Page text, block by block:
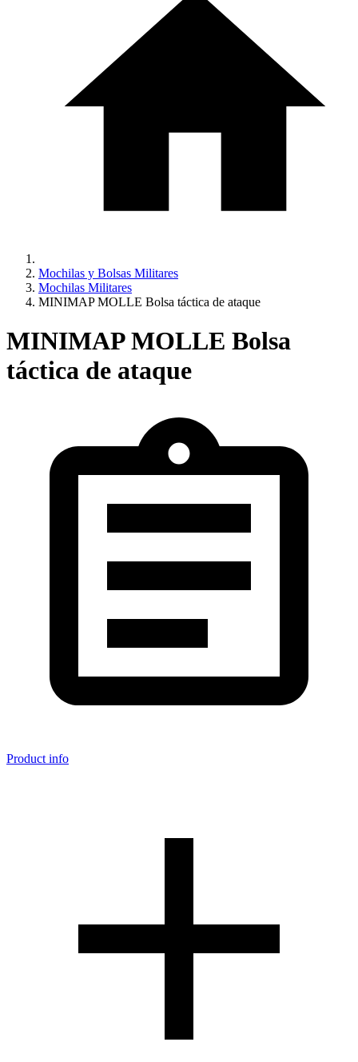
Mochilas y Bolsas Militares
Mochilas Militares
MINIMAP MOLLE Bolsa táctica de ataque
MINIMAP MOLLE Bolsa
táctica de ataque
Product info